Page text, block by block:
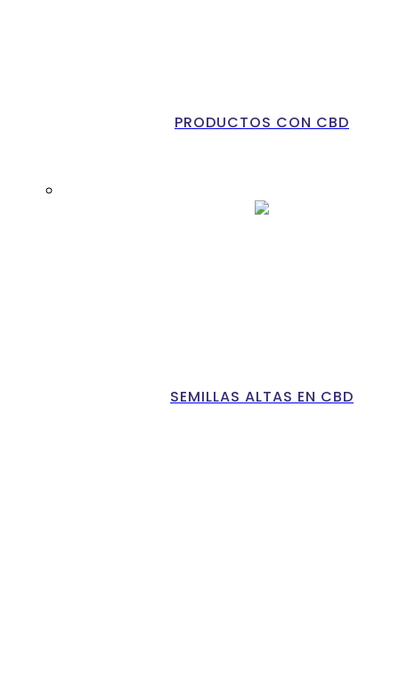
PRODUCTOS CON CBD
SEMILLAS ALTAS EN CBD